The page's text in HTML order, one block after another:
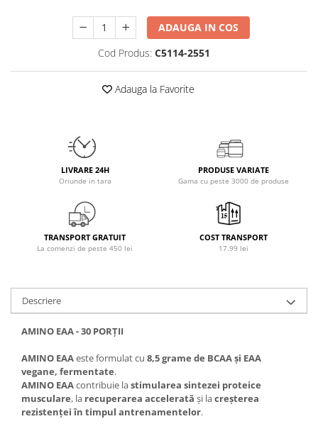
Power System
Raw Nutrition
Scivation
Smart Shake
Swanson
Under Armour
Vitargo
Weider
Zenana
ADAUGA IN COS
Cod Produs: C5114-2551
Adauga la Favorite
LIVRARE 24H
Oriunde in tara
PRODUSE VARIATE
Gama cu peste 3000 de produse
TRANSPORT GRATUIT
La comenzi de peste 450 lei
COST TRANSPORT
17.99 lei
Descriere
AMINO EAA - 30 PORȚII
AMINO EAAeste formulat cu 8,5 grame de BCAA și EAA
vegane, fermentate.
AMINO EAAcontribuie lastimularea sintezei proteice
musculare, la recuperarea accelerată și lacreșterea
rezistenței în timpul antrenamentelor.